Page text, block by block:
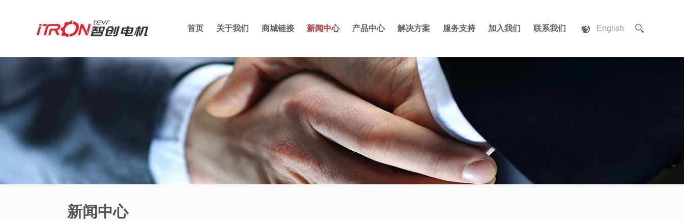
首页 关于我们 商城链接 新闻中心 产品中心 解决方案 服务支持 加入我们 联系我们 English
新闻中心